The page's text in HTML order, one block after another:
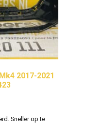
2017-2021
Sneller op te